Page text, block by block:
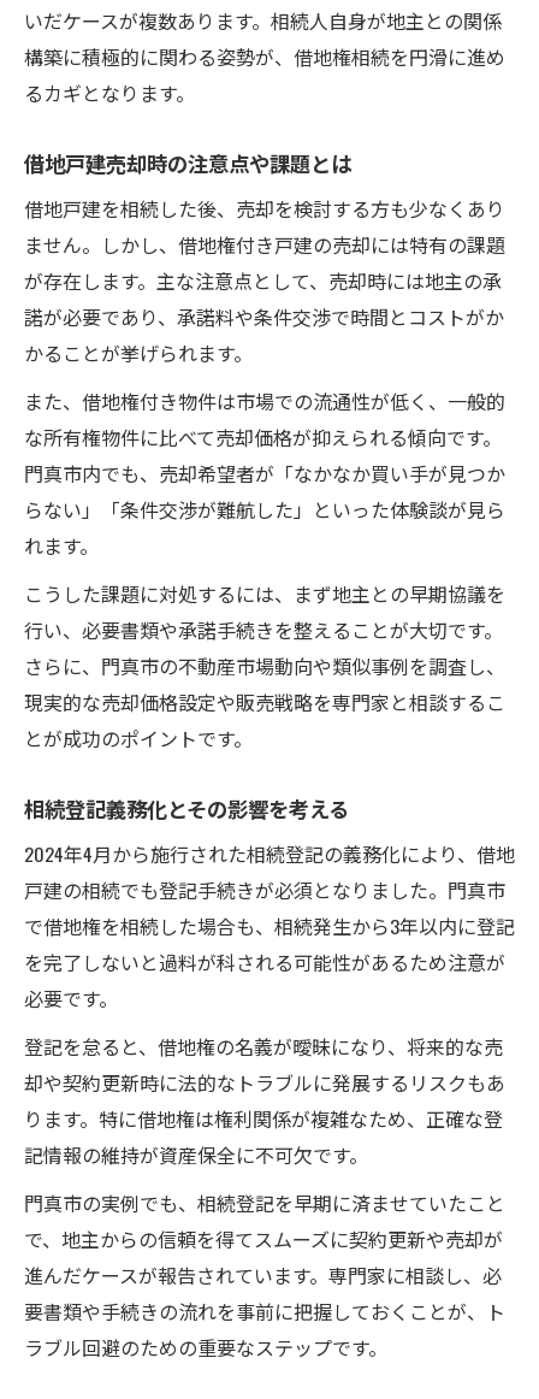
いだケースが複数あります。相続人自身が地主との関係
構築に積極的に関わる姿勢が、借地権相続を円滑に進め
るカギとなります。
借地戸建売却時の注意点や課題とは
借地戸建を相続した後、売却を検討する方も少なくあり
ません。しかし、借地権付き戸建の売却には特有の課題
が存在します。主な注意点として、売却時には地主の承
諾が必要であり、承諾料や条件交渉で時間とコストがか
かることが挙げられます。
また、借地権付き物件は市場での流通性が低く、一般的
な所有権物件に比べて売却価格が抑えられる傾向です。
門真市内でも、売却希望者が「なかなか買い手が見つか
らない」「条件交渉が難航した」といった体験談が見ら
れます。
こうした課題に対処するには、まず地主との早期協議を
行い、必要書類や承諾手続きを整えることが大切です。
さらに、門真市の不動産市場動向や類似事例を調査し、
現実的な売却価格設定や販売戦略を専門家と相談するこ
とが成功のポイントです。
相続登記義務化とその影響を考える
2024年4月から施行された相続登記の義務化により、借地
戸建の相続でも登記手続きが必須となりました。門真市
で借地権を相続した場合も、相続発生から3年以内に登記
を完了しないと過料が科される可能性があるため注意が
必要です。
登記を怠ると、借地権の名義が曖昧になり、将来的な売
却や契約更新時に法的なトラブルに発展するリスクもあ
ります。特に借地権は権利関係が複雑なため、正確な登
記情報の維持が資産保全に不可欠です。
門真市の実例でも、相続登記を早期に済ませていたこと
で、地主からの信頼を得てスムーズに契約更新や売却が
進んだケースが報告されています。専門家に相談し、必
要書類や手続きの流れを事前に把握しておくことが、ト
ラブル回避のための重要なステップです。